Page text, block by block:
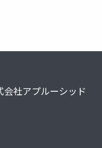
会社アプルーシッド